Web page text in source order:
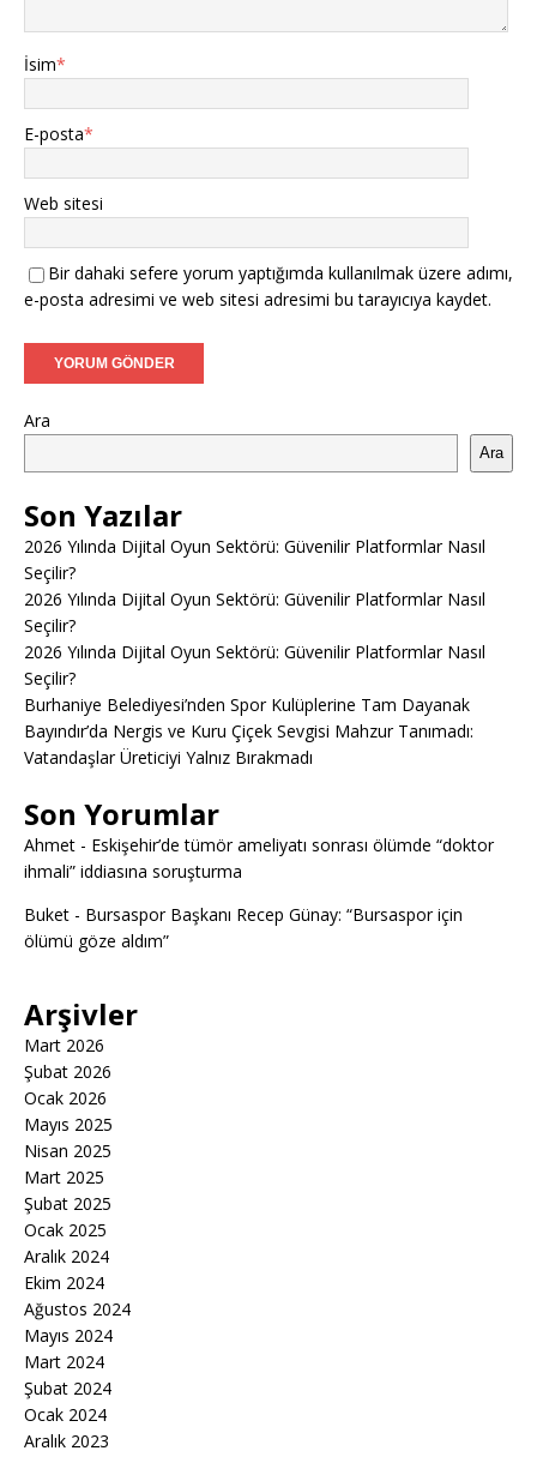
İsim*
E-posta*
Web sitesi
Bir dahaki sefere yorum yaptığımda kullanılmak üzere adımı,
e-posta adresimi ve web sitesi adresimi bu tarayıcıya kaydet.
Ara
Ara
Son Yazılar
2026 Yılında Dijital Oyun Sektörü: Güvenilir Platformlar Nasıl
Seçilir?
2026 Yılında Dijital Oyun Sektörü: Güvenilir Platformlar Nasıl
Seçilir?
2026 Yılında Dijital Oyun Sektörü: Güvenilir Platformlar Nasıl
Seçilir?
Burhaniye Belediyesi’nden Spor Kulüplerine Tam Dayanak
Bayındır’da Nergis ve Kuru Çiçek Sevgisi Mahzur Tanımadı:
Vatandaşlar Üreticiyi Yalnız Bırakmadı
Son Yorumlar
Ahmet - Eskişehir’de tümör ameliyatı sonrası ölümde “doktor
ihmali” iddiasına soruşturma
Buket - Bursaspor Başkanı Recep Günay: “Bursaspor için
ölümü göze aldım”
Arşivler
Mart 2026
Şubat 2026
Ocak 2026
Mayıs 2025
Nisan 2025
Mart 2025
Şubat 2025
Ocak 2025
Aralık 2024
Ekim 2024
Ağustos 2024
Mayıs 2024
Mart 2024
Şubat 2024
Ocak 2024
Aralık 2023